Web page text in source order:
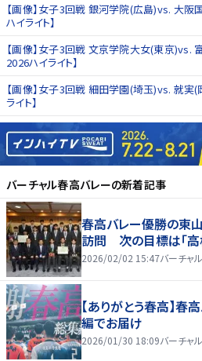
【画像】女子3回戦 銀河学院(広島)vs. 大阪
ハイライト】
【画像】女子3回戦 文京学院大女(東京)vs.
2026ハイライト】
【画像】女子3回戦 細田学園(埼玉)vs. 就実
ライト】
バーチャル春高バレーの新着記事
春高バレー優勝の東
訪問 次の目標は「高
2026/02/02 15:47バーチャ
【ありがとう春高】
編でお届け
2026/01/30 18:09バーチャ